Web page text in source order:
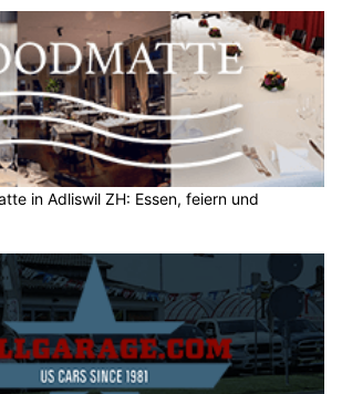
in Adliswil ZH: Essen, feiern und